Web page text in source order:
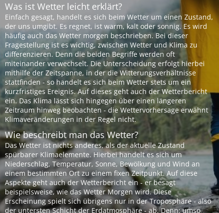
Was ist Wetter leicht erklärt?
Einfach gesagt, handelt es sich beim Wetter um einen Zustand,
der uns umgibt. Es regnet, ist warm, kalt oder sonnig. Es wird
häufig auch das Wetter morgen beschrieben. Bei dieser
Fragestellung ist es wichtig, zwischen Wetter und Klima zu
differenzieren. Denn die beiden Begriffe werden oft
miteinander verwechselt. Die Unterscheidung erfolgt hierbei
mithilfe der Zeitspanne, in der die Witterungsverhältnisse
stattfinden - so handelt es sich beim Wetter stets um ein
kurzfristiges Ereignis. Auf dieses geht auch der Wetterbericht
ein. Das Klima lässt sich hingegen über einen längeren
Zeitraum hinweg beobachten - die Wettervorhersage erwähnt
Klimaveränderungen in der Regel nicht.
Wie beschreibt man das Wetter?
Das Wetter ist nichts anderes, als der aktuelle Zustand
spürbarer Klimaelemente. Hierbei handelt es sich um
Niederschlag, Temperatur, Sonne, Bewölkung und Wind an
einem bestimmten Ort zu einem fixen Zeitpunkt. Auf diese
Aspekte geht auch der Wetterbericht ein - er besagt
beispielsweise, wie das Wetter Morgen wird. Diese
Erscheinung spielt sich übrigens nur in der Troposphäre - also
der untersten Schicht der Erdatmosphäre - ab. Denn: umso